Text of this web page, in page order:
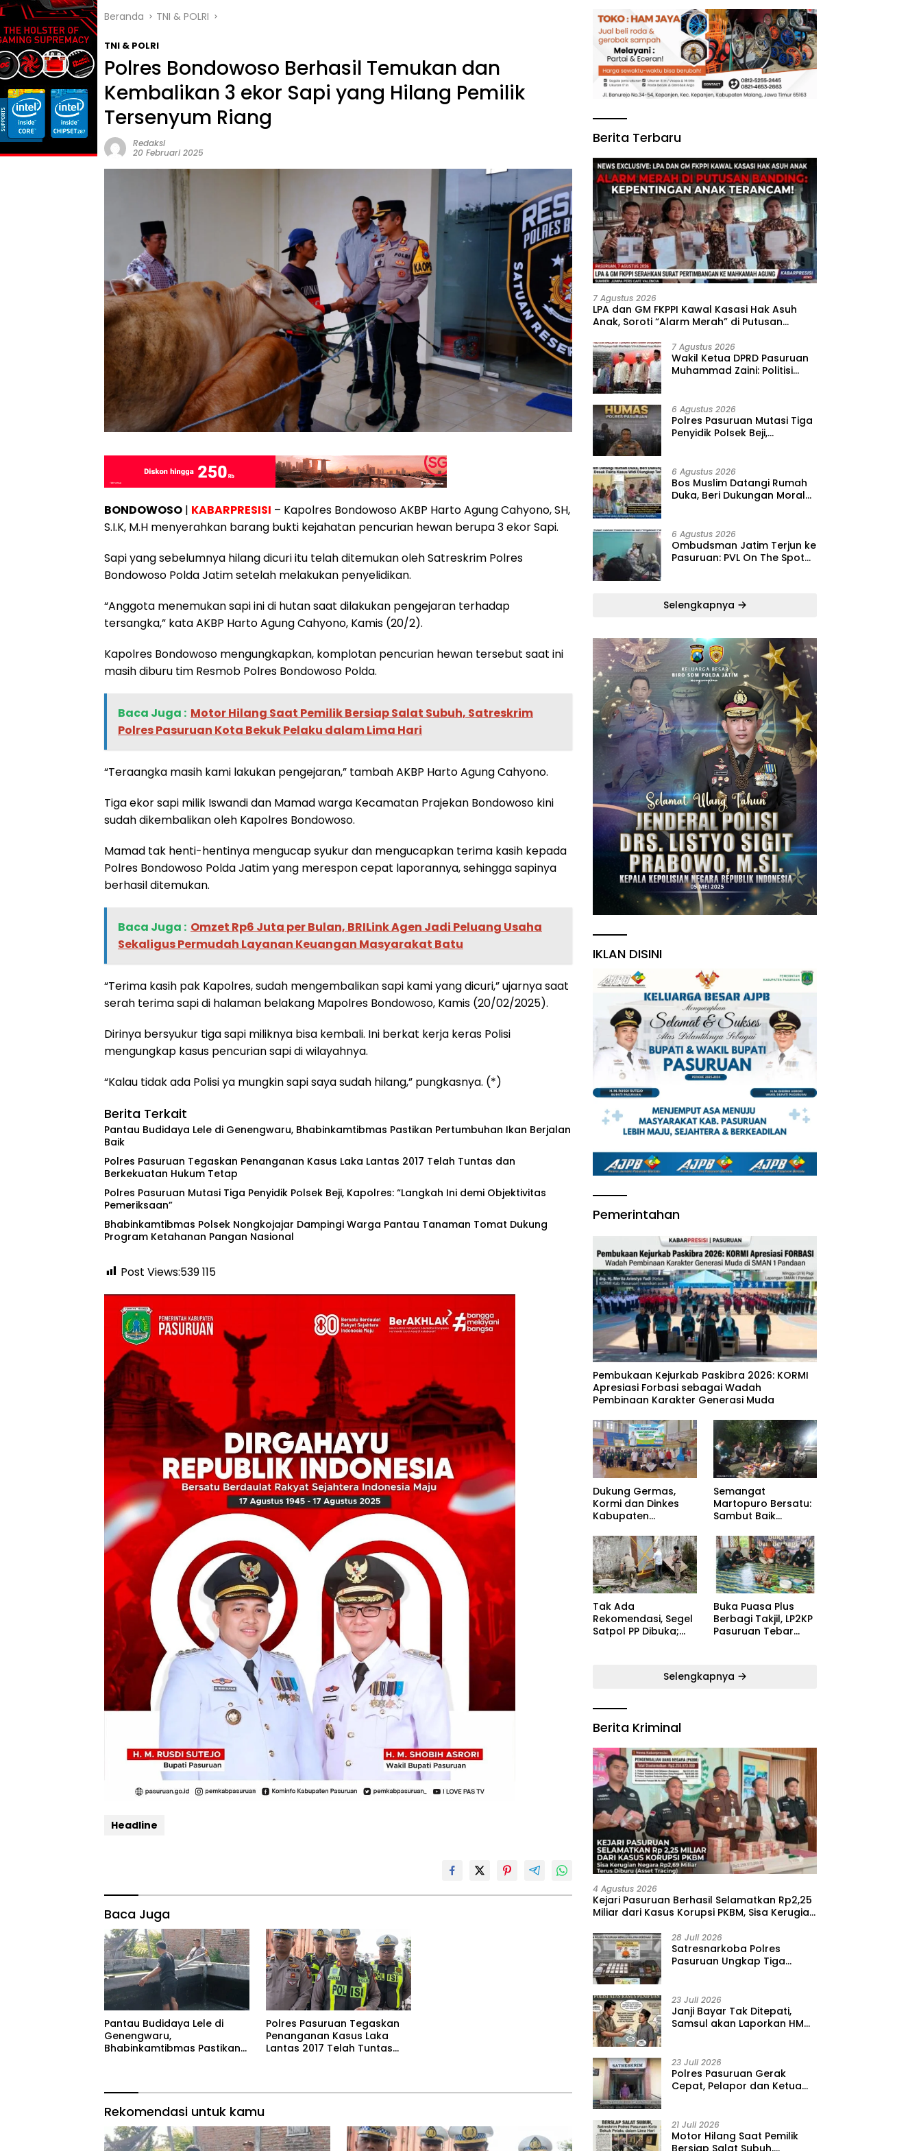
Beranda TNI & POLRI
TNI & POLRI
Polres Bondowoso Berhasil Temukan dan
Kembalikan 3 ekor Sapi yang Hilang Pemilik
Tersenyum Riang
Redaksi
20 Februari 2025
BONDOWOSO | KABARPRESISI – Kapolres Bondowoso AKBP Harto Agung Cahyono, SH,
S.I.K, M.H menyerahkan barang bukti kejahatan pencurian hewan berupa 3 ekor Sapi.
Sapi yang sebelumnya hilang dicuri itu telah ditemukan oleh Satreskrim Polres
Bondowoso Polda Jatim setelah melakukan penyelidikan.
“Anggota menemukan sapi ini di hutan saat dilakukan pengejaran terhadap
tersangka,” kata AKBP Harto Agung Cahyono, Kamis (20/2).
Kapolres Bondowoso mengungkapkan, komplotan pencurian hewan tersebut saat ini
masih diburu tim Resmob Polres Bondowoso Polda.
Baca Juga : ‎Motor Hilang Saat Pemilik Bersiap Salat Subuh, Satreskrim
Polres Pasuruan Kota Bekuk Pelaku dalam Lima Hari
“Teraangka masih kami lakukan pengejaran,” tambah AKBP Harto Agung Cahyono.
Tiga ekor sapi milik Iswandi dan Mamad warga Kecamatan Prajekan Bondowoso kini
sudah dikembalikan oleh Kapolres Bondowoso.
Mamad tak henti-hentinya mengucap syukur dan mengucapkan terima kasih kepada
Polres Bondowoso Polda Jatim yang merespon cepat laporannya, sehingga sapinya
berhasil ditemukan.
Baca Juga : Omzet Rp6 Juta per Bulan, BRILink Agen Jadi Peluang Usaha
Sekaligus Permudah Layanan Keuangan Masyarakat Batu
“Terima kasih pak Kapolres, sudah mengembalikan sapi kami yang dicuri,” ujarnya saat
serah terima sapi di halaman belakang Mapolres Bondowoso, Kamis (20/02/2025).
Dirinya bersyukur tiga sapi miliknya bisa kembali. Ini berkat kerja keras Polisi
mengungkap kasus pencurian sapi di wilayahnya.
“Kalau tidak ada Polisi ya mungkin sapi saya sudah hilang,” pungkasnya. (*)
Berita Terkait
Pantau Budidaya Lele di Genengwaru, Bhabinkamtibmas Pastikan Pertumbuhan Ikan Berjalan
Baik
Polres Pasuruan Tegaskan Penanganan Kasus Laka Lantas 2017 Telah Tuntas dan
Berkekuatan Hukum Tetap
‎Polres Pasuruan Mutasi Tiga Penyidik Polsek Beji, Kapolres: “Langkah Ini demi Objektivitas
Pemeriksaan”
Bhabinkamtibmas Polsek Nongkojajar Dampingi Warga Pantau Tanaman Tomat Dukung
Program Ketahanan Pangan Nasional
Post Views:539115
Headline
Baca Juga
Pantau Budidaya Lele di
Genengwaru,
Bhabinkamtibmas Pastikan
Polres Pasuruan Tegaskan
Penanganan Kasus Laka
Lantas 2017 Telah Tuntas
Rekomendasi untuk kamu
Berita Terbaru
7 Agustus 2026
‎LPA dan GM FKPPI Kawal Kasasi Hak Asuh
Anak, Soroti “Alarm Merah” di Putusan
7 Agustus 2026
‎Wakil Ketua DPRD Pasuruan
Muhammad Zaini: Politisi
dan Masyarakat ‎
6 Agustus 2026
‎Polres Pasuruan Mutasi Tiga
Penyidik Polsek Beji,
6 Agustus 2026
‎Bos Muslim Datangi Rumah
Duka, Beri Dukungan Moral
6 Agustus 2026
‎Ombudsman Jatim Terjun ke
Pasuruan: PVL On The Spot
Selengkapnya
IKLAN DISINI
Pemerintahan
‎Pembukaan Kejurkab Paskibra 2026: KORMI
Apresiasi Forbasi sebagai Wadah
Pembinaan Karakter Generasi Muda
Dukung Germas,
Kormi dan Dinkes
Kabupaten
Kebugaran
Masyarakat
Semangat
Martopuro Bersatu:
Sambut Baik
Kecamatan Satu
Pelatih Demi
Kebangkitan
Persekabpas
‎Tak Ada
Rekomendasi, Segel
Satpol PP Dibuka;
‎Buka Puasa Plus
Berbagi Takjil, LP2KP
Pasuruan Tebar
Selengkapnya
Berita Kriminal
4 Agustus 2026
Kejari Pasuruan Berhasil Selamatkan Rp2,25
Miliar dari Kasus Korupsi PKBM, Sisa Kerugian
28 Juli 2026
‎Satresnarkoba Polres
Pasuruan Ungkap Tiga
23 Juli 2026
‎Janji Bayar Tak Ditepati,
Samsul akan Laporkan HMD
23 Juli 2026
‎Polres Pasuruan Gerak
Cepat, Pelapor dan Ketua
Pasar Desa Randupitu ‎
21 Juli 2026
‎Motor Hilang Saat Pemilik
Bersiap Salat Subuh,